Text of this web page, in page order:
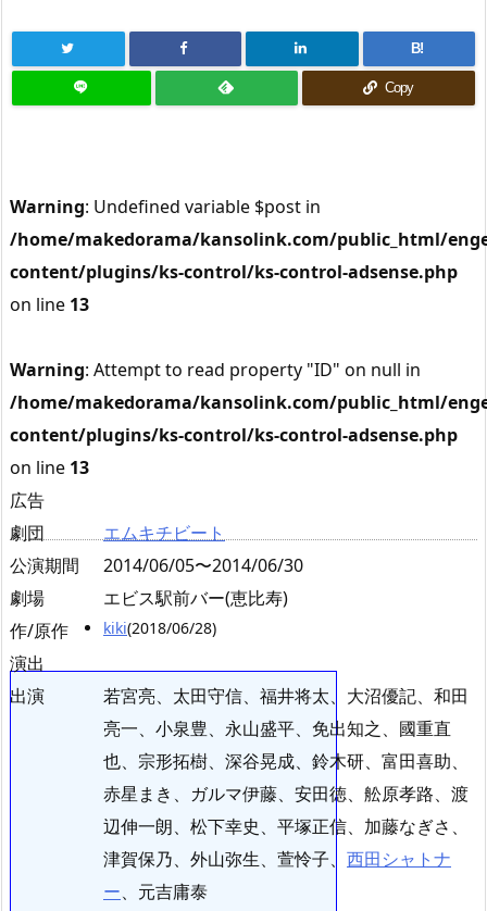
B!
Copy
Warning: Undefined variable $post in
/home/makedorama/kansolink.com/public_html/
content/plugins/ks-control/ks-control-adsense.php
on line 13
Warning: Attempt to read property "ID" on null in
/home/makedorama/kansolink.com/public_html/
content/plugins/ks-control/ks-control-adsense.php
on line 13
広告
劇団
エムキチビート
公演期間
2014/06/05〜2014/06/30
劇場
エビス駅前バー(恵比寿)
作/原作
演出
出演
若宮亮、太田守信、福井将太、大沼優記、和田
亮一、小泉豊、永山盛平、免出知之、國重直
也、宗形拓樹、深谷晃成、鈴木研、富田喜助、
赤星まき、ガルマ伊藤、安田徳、舩原孝路、渡
辺伸一朗、松下幸史、平塚正信、加藤なぎさ、
津賀保乃、外山弥生、萱怜子、 西田シャトナ
ー、元吉庸泰
kiki(2018/06/28)